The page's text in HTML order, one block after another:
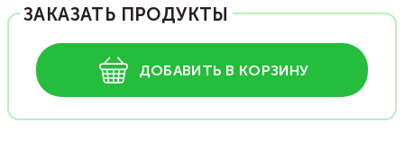
ЗАКАЗАТЬ ПРОДУКТЫ
ДОБАВИТЬ В КОРЗИНУ